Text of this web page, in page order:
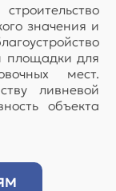
значения и
площадки для
мест.
ливневой
объекта